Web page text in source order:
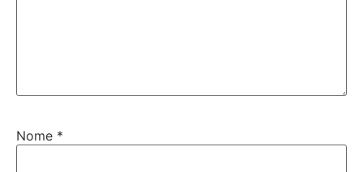
Nome *